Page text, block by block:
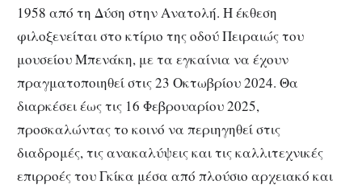
1958 από τη Δύση στην Ανατολή. Η έκθεση
φιλοξενείται στο κτίριο της οδού Πειραιώς του
μουσείου Μπενάκη, με τα εγκαίνια να έχουν
πραγματοποιηθεί στις 23 Οκτωβρίου 2024. Θα
διαρκέσει έως τις 16 Φεβρουαρίου 2025,
προσκαλώντας το κοινό να περιηγηθεί στις
διαδρομές, τις ανακαλύψεις και τις καλλιτεχνικές
επιρροές του Γκίκα μέσα από πλούσιο αρχειακό και